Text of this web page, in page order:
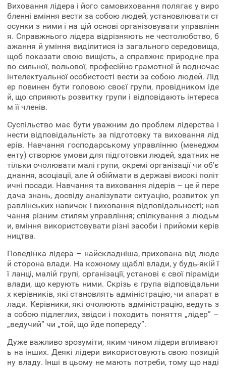
Виховання лідера і його самовиховання полягає у виро
бленні вміння вести за собою людей, установлювати ст
осунки з ними і на цій основі організовувати управлінн
я. Справжнього лідера відрізняють не честолюбство, б
ажання й уміння виділитися із загального середовища,
щоб показати свою вищість, а справжнє природне пра
во сильної, вольової, професійно грамотної й водночас
інтелектуальної особистості вести за собою людей. Лід
ер повинен бути головою своєї групи, провідником іде
й, що сприяють розвитку групи і відповідають інтереса
м її членів.
Суспільство має бути уважним до проблем лідерства і
нести відповідальність за підготовку та виховання лід
ерів. Навчання господарському управлінню (менеджм
енту) створює умови для підготовки людей, здатних не
тільки очолювати малі групи, окремі організації чи об’є
днання, асоціації, але й обіймати в державі високі політ
ичні посади. Навчання та виховання лідерів – це й пере
дача знань, досвіду аналізувати ситуацію, розвиток уп
равлінських навичок і виховання відповідальності; нав
чання різним стилям управління; спілкування з людьм
и, вміння використовувати різні засоби і прийоми керів
ництва.
Поведінка лідера – найскладніша, прихована від люде
й сторона влади. На кожному щаблі влади, у будь-якій ї
ї ланці, малій групі, організації, установі є свої піраміди
влади, що керують ними. Скрізь є група відповідальни
х керівників, які становлять адміністрацію, чи апарат в
лади. Керівники, які очолюють адміністрацію, ведуть з
а собою підлеглих, звідси і походить поняття „лідер” –
„ведучий” чи „той, що йде попереду”.
Дуже важливо зрозуміти, яким чином лідери впливают
ь на інших. Деякі лідери використовують свою позицій
ну владу. Інші в цьому не мають потреби, тому що наді